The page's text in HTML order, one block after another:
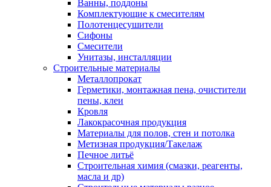
Ванны, поддоны
Комплектующие к смесителям
Полотенцесушители
Сифоны
Смесители
Унитазы, инсталляции
Строительные материалы
Металлопрокат
Герметики, монтажная пена, очистители
пены, клеи
Кровля
Лакокрасочная продукция
Материалы для полов, стен и потолка
Метизная продукция/Такелаж
Печное литьё
Строительная химия (смазки, реагенты,
масла и др)